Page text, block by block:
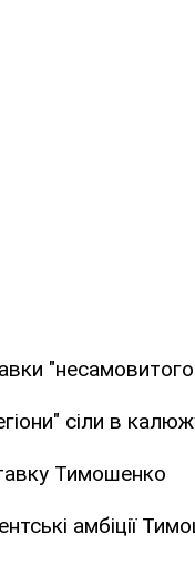
сіли в
Тимошенко
амбіції